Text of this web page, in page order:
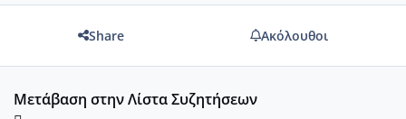
Share Ακόλουθοι
Μετάβαση στην Λίστα Συζητήσεων